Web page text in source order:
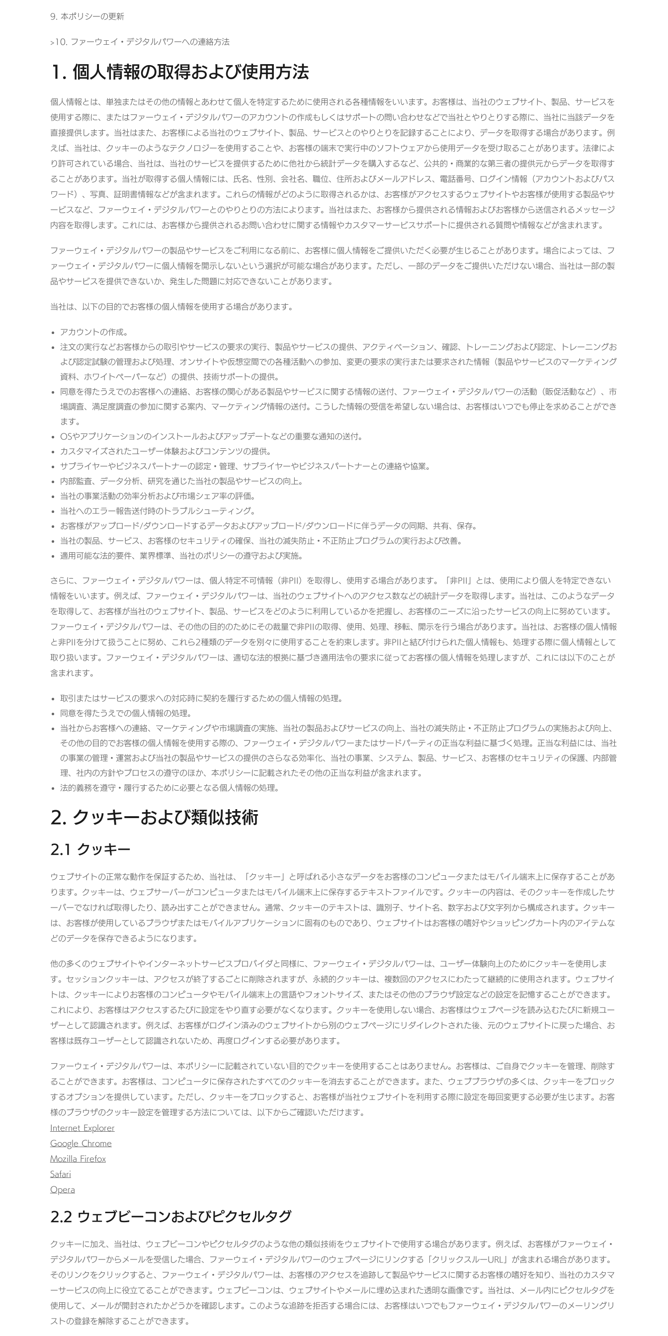
9. 本ポリシーの更新
>10. ファーウェイ・デジタルパワーへの連絡方法
1. 個人情報の取得および使用方法
個人情報とは、単独またはその他の情報とあわせて個人を特定するために使用される各種情報をいいます。お客様は、当社のウェブサイト、製品、サービスを
使用する際に、またはファーウェイ・デジタルパワーのアカウントの作成もしくはサポートの問い合わせなどで当社とやりとりする際に、当社に当該データを
直接提供します。当社はまた、お客様による当社のウェブサイト、製品、サービスとのやりとりを記録することにより、データを取得する場合があります。例
えば、当社は、クッキーのようなテクノロジーを使用することや、お客様の端末で実行中のソフトウェアから使用データを受け取ることがあります。法律によ
り許可されている場合、当社は、当社のサービスを提供するために他社から統計データを購入するなど、公共的・商業的な第三者の提供元からデータを取得す
ることがあります。当社が取得する個人情報には、氏名、性別、会社名、職位、住所およびメールアドレス、電話番号、ログイン情報（アカウントおよびパス
ワード）、写真、証明書情報などが含まれます。これらの情報がどのように取得されるかは、お客様がアクセスするウェブサイトやお客様が使用する製品やサ
ービスなど、ファーウェイ・デジタルパワーとのやりとりの方法によります。当社はまた、お客様から提供される情報およびお客様から送信されるメッセージ
内容を取得します。これには、お客様から提供されるお問い合わせに関する情報やカスタマーサービスサポートに提供される質問や情報などが含まれます。
ファーウェイ・デジタルパワーの製品やサービスをご利用になる前に、お客様に個人情報をご提供いただく必要が生じることがあります。場合によっては、フ
ァーウェイ・デジタルパワーに個人情報を開示しないという選択が可能な場合があります。ただし、一部のデータをご提供いただけない場合、当社は一部の製
品やサービスを提供できないか、発生した問題に対応できないことがあります。
当社は、以下の目的でお客様の個人情報を使用する場合があります。
アカウントの作成。
注文の実行などお客様からの取引やサービスの要求の実行、製品やサービスの提供、アクティベーション、確認、トレーニングおよび認定、トレーニングお
よび認定試験の管理および処理、オンサイトや仮想空間での各種活動への参加、変更の要求の実行または要求された情報（製品やサービスのマーケティング
資料、ホワイトペーパーなど）の提供、技術サポートの提供。
同意を得たうえでのお客様への連絡、お客様の関心がある製品やサービスに関する情報の送付、ファーウェイ・デジタルパワーの活動（販促活動など）、市
場調査、満足度調査の参加に関する案内、マーケティング情報の送付。こうした情報の受信を希望しない場合は、お客様はいつでも停止を求めることができ
ます。
OSやアプリケーションのインストールおよびアップデートなどの重要な通知の送付。
カスタマイズされたユーザー体験およびコンテンツの提供。
サプライヤーやビジネスパートナーの認定・管理、サプライヤーやビジネスパートナーとの連絡や協業。
内部監査、データ分析、研究を通じた当社の製品やサービスの向上。
当社の事業活動の効率分析および市場シェア率の評価。
当社へのエラー報告送付時のトラブルシューティング。
お客様がアップロード/ダウンロードするデータおよびアップロード/ダウンロードに伴うデータの同期、共有、保存。
当社の製品、サービス、お客様のセキュリティの確保、当社の滅失防止・不正防止プログラムの実行および改善。
適用可能な法的要件、業界標準、当社のポリシーの遵守および実施。
さらに、ファーウェイ・デジタルパワーは、個人特定不可情報（非PII）を取得し、使用する場合があります。「非PII」とは、使用により個人を特定できない
情報をいいます。例えば、ファーウェイ・デジタルパワーは、当社のウェブサイトへのアクセス数などの統計データを取得します。当社は、このようなデータ
を取得して、お客様が当社のウェブサイト、製品、サービスをどのように利用しているかを把握し、お客様のニーズに沿ったサービスの向上に努めています。
ファーウェイ・デジタルパワーは、その他の目的のためにその裁量で非PIIの取得、使用、処理、移転、開示を行う場合があります。当社は、お客様の個人情報
と非PIIを分けて扱うことに努め、これら2種類のデータを別々に使用することを約束します。非PIIと結び付けられた個人情報も、処理する際に個人情報として
取り扱います。ファーウェイ・デジタルパワーは、適切な法的根拠に基づき適用法令の要求に従ってお客様の個人情報を処理しますが、これには以下のことが
含まれます。
取引またはサービスの要求への対応時に契約を履行するための個人情報の処理。
同意を得たうえでの個人情報の処理。
当社からお客様への連絡、マーケティングや市場調査の実施、当社の製品およびサービスの向上、当社の滅失防止・不正防止プログラムの実施および向上、
その他の目的でお客様の個人情報を使用する際の、ファーウェイ・デジタルパワーまたはサードパーティの正当な利益に基づく処理。正当な利益には、当社
の事業の管理・運営および当社の製品やサービスの提供のさらなる効率化、当社の事業、システム、製品、サービス、お客様のセキュリティの保護、内部管
理、社内の方針やプロセスの遵守のほか、本ポリシーに記載されたその他の正当な利益が含まれます。
法的義務を遵守・履行するために必要となる個人情報の処理。
2. クッキーおよび類似技術
2.1 クッキー
ウェブサイトの正常な動作を保証するため、当社は、「クッキー」と呼ばれる小さなデータをお客様のコンピュータまたはモバイル端末上に保存することがあ
ります。クッキーは、ウェブサーバーがコンピュータまたはモバイル端末上に保存するテキストファイルです。クッキーの内容は、そのクッキーを作成したサ
ーバーでなければ取得したり、読み出すことができません。通常、クッキーのテキストは、識別子、サイト名、数字および文字列から構成されます。クッキー
は、お客様が使用しているブラウザまたはモバイルアプリケーションに固有のものであり、ウェブサイトはお客様の嗜好やショッピングカート内のアイテムな
どのデータを保存できるようになります。
他の多くのウェブサイトやインターネットサービスプロバイダと同様に、ファーウェイ・デジタルパワーは、ユーザー体験向上のためにクッキーを使用しま
す。セッションクッキーは、アクセスが終了するごとに削除されますが、永続的クッキーは、複数回のアクセスにわたって継続的に使用されます。ウェブサイ
トは、クッキーによりお客様のコンピュータやモバイル端末上の言語やフォントサイズ、またはその他のブラウザ設定などの設定を記憶することができます。
これにより、お客様はアクセスするたびに設定をやり直す必要がなくなります。クッキーを使用しない場合、お客様はウェブページを読み込むたびに新規ユー
ザーとして認識されます。例えば、お客様がログイン済みのウェブサイトから別のウェブページにリダイレクトされた後、元のウェブサイトに戻った場合、お
客様は既存ユーザーとして認識されないため、再度ログインする必要があります。
ファーウェイ・デジタルパワーは、本ポリシーに記載されていない目的でクッキーを使用することはありません。お客様は、ご自身でクッキーを管理、削除す
ることができます。お客様は、コンピュータに保存されたすべてのクッキーを消去することができます。また、ウェブブラウザの多くは、クッキーをブロック
するオプションを提供しています。ただし、クッキーをブロックすると、お客様が当社ウェブサイトを利用する際に設定を毎回変更する必要が生じます。お客
様のブラウザのクッキー設定を管理する方法については、以下からご確認いただけます。
Internet Explorer
Google Chrome
Mozilla Firefox
Safari
Opera
2.2 ウェブビーコンおよびピクセルタグ
クッキーに加え、当社は、ウェブビーコンやピクセルタグのような他の類似技術をウェブサイトで使用する場合があります。例えば、お客様がファーウェイ・
デジタルパワーからメールを受信した場合、ファーウェイ・デジタルパワーのウェブページにリンクする「クリックスルーURL」が含まれる場合があります。
そのリンクをクリックすると、ファーウェイ・デジタルパワーは、お客様のアクセスを追跡して製品やサービスに関するお客様の嗜好を知り、当社のカスタマ
ーサービスの向上に役立てることができます。ウェブビーコンは、ウェブサイトやメールに埋め込まれた透明な画像です。当社は、メール内にピクセルタグを
使用して、メールが開封されたかどうかを確認します。このような追跡を拒否する場合には、お客様はいつでもファーウェイ・デジタルパワーのメーリングリ
ストの登録を解除することができます。